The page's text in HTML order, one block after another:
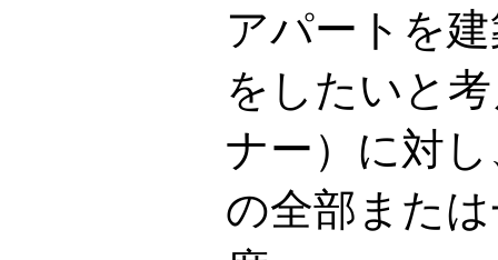
アパートを
をしたいと
ナー）に対
の全部また